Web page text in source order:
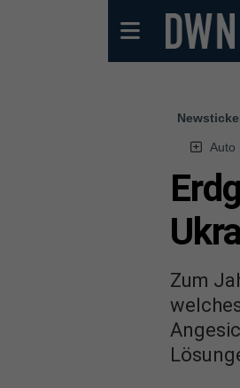
Auto
Zum